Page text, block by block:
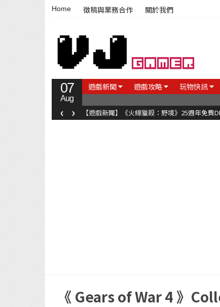
Home 徵稿與業務合作 關於我們
07
Aug
遊戲新聞 遊戲攻略 玩物快訊
【遊戲新聞】《火線獵殺：野境》25週年免
‹ ›
《 Gears of War 4 》